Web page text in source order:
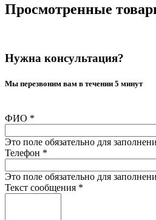
Просмотренные
Нужна консультация?
Мы перезвоним вам в течении 5 минут
ФИО *
Это поле обязательно для
Телефон *
Это поле обязательно для
Текст сообщения *